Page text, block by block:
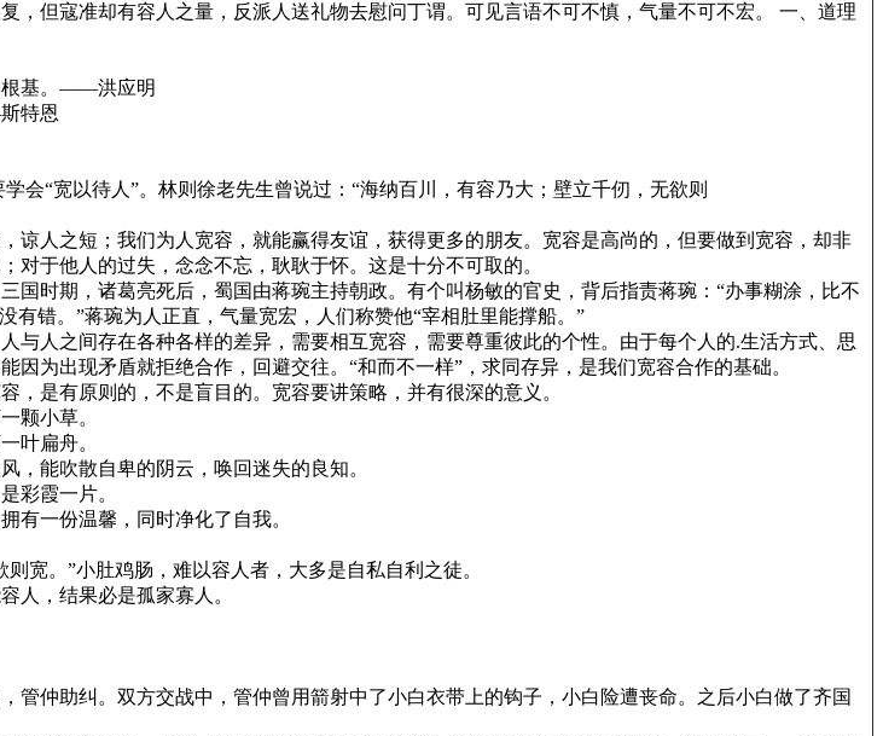
，但寇准却有容人之量，反派人送礼物去慰问丁谓。可见言语不可不慎，气量不可不宏。 一、道理
根基。——洪应明
特恩
“宽以待人”。林则徐老先生曾说过：“海纳百川，有容乃大；壁立千仞，无欲则
人之短；我们为人宽容，就能赢得友谊，获得更多的朋友。宽容是高尚的，但要做到宽容，却非
于他人的过失，念念不忘，耿耿于怀。这是十分不可取的。
时期，诸葛亮死后，蜀国由蒋琬主持朝政。有个叫杨敏的官史，背后指责蒋琬：“办事糊涂，比不
有错。”蒋琬为人正直，气量宽宏，人们称赞他“宰相肚里能撑船。”
人之间存在各种各样的差异，需要相互宽容，需要尊重彼此的个性。由于每个人的.生活方式、思
为出现矛盾就拒绝合作，回避交往。“和而不一样”，求同存异，是我们宽容合作的基础。
是有原则的，不是盲目的。宽容要讲策略，并有很深的意义。
颗小草。
叶扁舟。
能吹散自卑的阴云，唤回迷失的良知。
彩霞一片。
有一份温馨，同时净化了自我。
宽。”小肚鸡肠，难以容人者，大多是自私自利之徒。
人，结果必是孤家寡人。
仲助纠。双方交战中，管仲曾用箭射中了小白衣带上的钩子，小白险遭丧命。之后小白做了齐国